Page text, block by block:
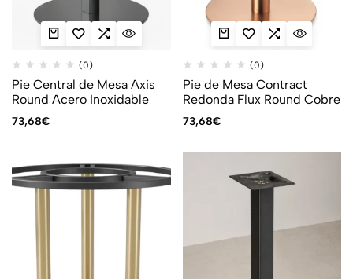
(0)
Pie Central de Mesa Axis
Round Acero Inoxidable
73,68€
(0)
Pie de Mesa Contract
Redonda Flux Round Cobre
73,68€